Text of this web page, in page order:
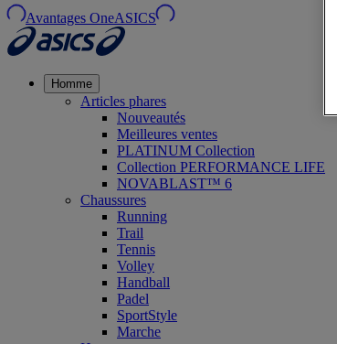
Avantages OneASICS
Homme
Articles phares
Nouveautés
Meilleures ventes
PLATINUM Collection
Collection PERFORMANCE LIFE
NOVABLAST™ 6
Chaussures
Running
Trail
Tennis
Volley
Handball
Padel
SportStyle
Marche